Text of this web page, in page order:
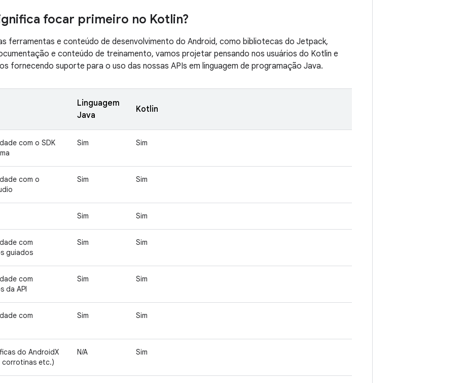
focar primeiro no Kotlin?
ferramentas e conteúdo de desenvolvimento do Android, como bibliotecas do Jetpack,
e conteúdo de treinamento, vamos projetar pensando nos usuários do Kotlin e
fornecendo suporte para o uso das nossas APIs em linguagem de programação Java.
Linguagem
Java
Kotlin
com o SDK
Sim Sim
com o
Sim Sim
Sim Sim
com
guiados
Sim Sim
com
da API
Sim Sim
com
Sim Sim
do AndroidX
corrotinas etc.)
N/A Sim